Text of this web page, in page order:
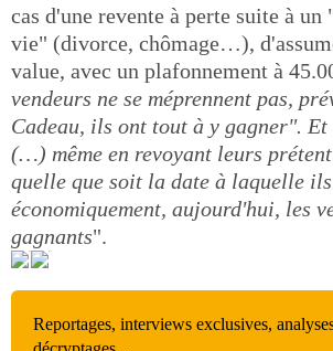
cas d'une revente à perte suite à un
vie" (divorce, chômage…),
value, avec un plafonnement à
vendeurs ne se méprennent pas,
Cadeau, ils ont tout à y gagner".
(…) même en revoyant leurs
quelle que soit la date à laquelle
économiquement, aujourd'hui, les
gagnants".
Reportages, interviews exclusives,